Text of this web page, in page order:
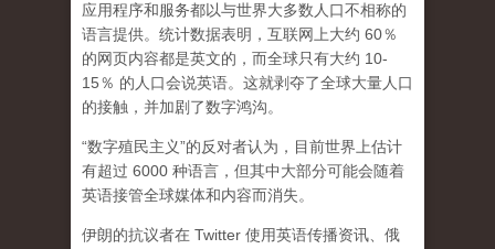
应用程序和服务都以与世界大多数人口不相称的
语言提供。统计数据表明，互联网上大约 60％
的网页内容都是英文的，而全球只有大约 10-
15％ 的人口会说英语。这就剥夺了全球大量人口
的接触，并加剧了数字鸿沟。
“数字殖民主义”的反对者认为，目前世界上估计
有超过 6000 种语言，但其中大部分可能会随着
英语接管全球媒体和内容而消失。
伊朗的抗议者在 Twitter 使用英语传播资讯、俄